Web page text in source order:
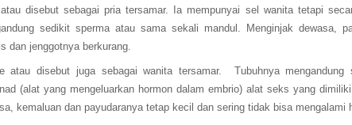
atau disebut sebagai pria tersamar. Ia mempunyai sel wanita tetapi
sedikit sperma atau sama sekali mandul. Menginjak dewasa,
dan jenggotnya berkurang.
atau disebut juga sebagai wanita tersamar. Tubuhnya
(alat yang mengeluarkan hormon dalam embrio) alat seks yang
kemaluan dan payudaranya tetap kecil dan sering tidak bisa mengalami